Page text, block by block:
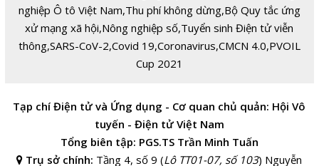
nghiệp Ô tô Việt Nam,Thu phí không dừng,Bộ Quy tắc ứng
xử mạng xã hội,Nông nghiệp số,Tuyển sinh Điện tử viễn
thông,SARS-CoV-2,Covid 19,Coronavirus,CMCN 4.0,PVOIL
Cup 2021
Tạp chí Điện tử và Ứng dụng - Cơ quan chủ quản: Hội Vô
tuyến - Điện tử Việt Nam
Tổng biên tập: PGS.TS Trần Minh Tuấn
Trụ sở chính: Tầng 4, số 9 (Lô TT01-07, số 103) Nguyễn